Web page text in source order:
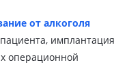
от алкоголя
имплантация
операционной